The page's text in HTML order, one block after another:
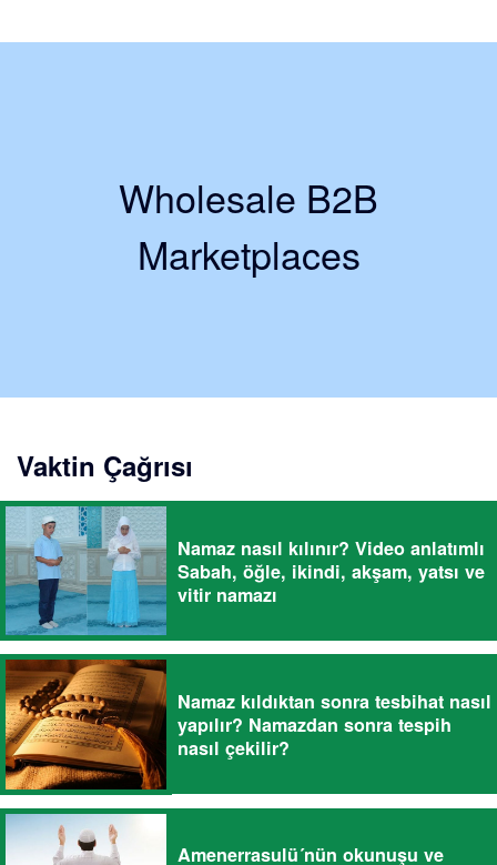
Wholesale B2B
Marketplaces
Vaktin Çağrısı
Namaz nasıl kılınır? Video anlatımlı
Sabah, öğle, ikindi, akşam, yatsı ve
vitir namazı
Namaz kıldıktan sonra tesbihat nasıl
yapılır? Namazdan sonra tespih
nasıl çekilir?
Amenerrasulü´nün okunuşu ve